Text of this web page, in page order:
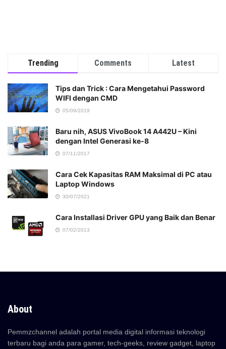
Trending Comments Latest
Tips dan Trick : Cara Mengetahui Password
WIFI dengan CMD
05/09/2019
Baru nih, ASUS VivoBook 14 A442U – Kini
dengan Intel Generasi ke-8
07/11/2017
Cara Cek Kapasitas RAM Maksimal di PC atau
Laptop Windows
30/07/2021
Cara Installasi Driver GPU yang Baik dan Benar
07/02/2013
About
Pemmzchannel adalah portal media digital informasi teknologi
terbaru bagi anda para gamer, tech-geeks, review gadget, laptop